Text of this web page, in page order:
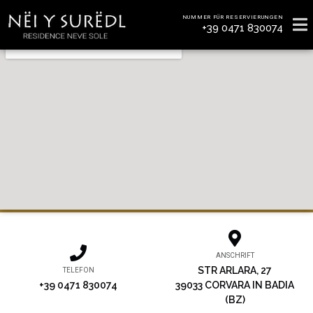
NUMMER FÜR RESERVIERUNGEN
+39 0471 830074
TELEFON
+39 0471 830074
ANSCHRIFT
STR ARLARA, 27
39033 CORVARA IN BADIA
(BZ)